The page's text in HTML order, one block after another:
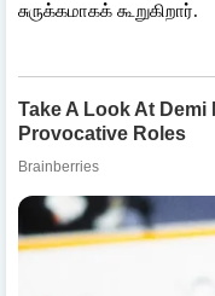
சுருக்கமாகக் கூறுகிறார்.